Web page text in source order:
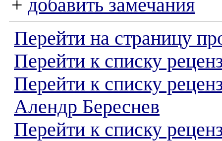
+ добавить замечания
Перейти на страницу
Перейти к списку
Перейти к списку
Алендр Береснев
Перейти к списку